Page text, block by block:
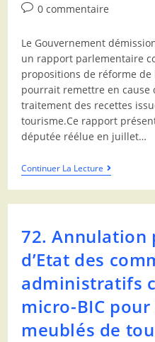
0 commentaire
Le Gouvernement
un rapport parlementaire
propositions de réforme
pourrait remettre en cause
traitement des recettes
tourisme.Ce rapport
députée réélue en juillet…
Continuer La Lecture
72. Annulation
d’Etat des
administratifs
micro-BIC
meublés de